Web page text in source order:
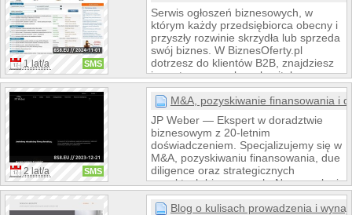
wieloletniemu doświadczeniu,
indywidualnemu podejściu i obsłudze
w języku rosyjskim, ukraińskim i
polskim, MC Group jest sprawdzonym
partnerem dla osób, które chcą
bezpiecznie i legalnie rozwijać swój
biznes w Polsce.
1 lat/a SMS
Serwis ogłoszeń biznesowych, w
którym każdy przedsiębiorca obecny i
przyszły rozwinie skrzydła lub sprzeda
swój biznes. W BiznesOferty.pl
dotrzesz do klientów B2B, znajdziesz
inwestora, pozyskasz kapitał,
znajdziesz nieruchomość dla swojego
biznesu, nawiążesz współpracę z
Każdego dnia napływają do nas nowe
ciekawe oferty, które pomogą Ci
jeszcze dynamiczniej rozwijać Twoją
firmę.
2 lat/a SMS
M&A, pozyskiwanie finansowania i
JP Weber — Ekspert w doradztwie
biznesowym z 20-letnim
doświadczeniem. Specjalizujemy się w
M&A, pozyskiwaniu finansowania, due
diligence oraz strategicznych
aspektach biznesowych. Nasze usługi
są skrojone na miarę, aby spełniać
indywidualne potrzeby każdego
Blog o kulisach prowadzenia i